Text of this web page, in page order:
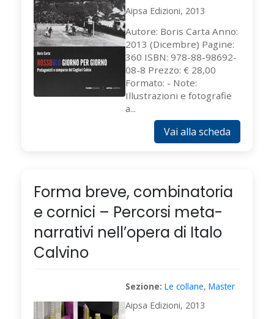
Aipsa Edizioni, 2013
Autore: Boris Carta Anno:
2013 (Dicembre) Pagine:
360 ISBN: 978-88-98692-
08-8 Prezzo: € 28,00
Formato: - Note:
Illustrazioni e fotografie
a...
Vai alla scheda
Forma breve, combinatoria
e cornici – Percorsi meta-
narrativi nell’opera di Italo
Calvino
Sezione: Le collane, Master
Aipsa Edizioni, 2013